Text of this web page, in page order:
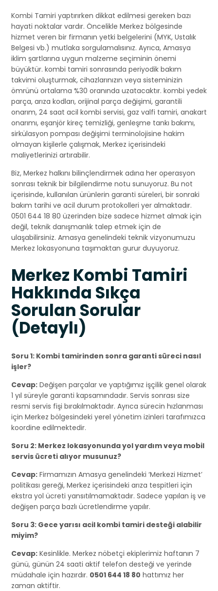
Kombi Tamiri yaptırırken dikkat edilmesi gereken bazı
hayati noktalar vardır. Öncelikle Merkez bölgesinde
hizmet veren bir firmanın yetki belgelerini (MYK, Ustalık
Belgesi vb.) mutlaka sorgulamalısınız. Ayrıca, Amasya
iklim şartlarına uygun malzeme seçiminin önemi
büyüktür. kombi tamiri sonrasında periyodik bakım
takvimi oluşturmak, cihazlarınızın veya sisteminizin
ömrünü ortalama %30 oranında uzatacaktır. kombi yedek
parça, arıza kodları, orijinal parça değişimi, garantili
onarım, 24 saat acil kombi servisi, gaz valfi tamiri, anakart
onarımı, eşanjör kireç temizliği, genleşme tankı bakımı,
sirkülasyon pompası değişimi terminolojisine hakim
olmayan kişilerle çalışmak, Merkez içerisindeki
maliyetlerinizi artırabilir.
Biz, Merkez halkını bilinçlendirmek adına her operasyon
sonrası teknik bir bilgilendirme notu sunuyoruz. Bu not
içerisinde, kullanılan ürünlerin garanti süreleri, bir sonraki
bakım tarihi ve acil durum protokolleri yer almaktadır.
0501 644 18 80 üzerinden bize sadece hizmet almak için
değil, teknik danışmanlık talep etmek için de
ulaşabilirsiniz. Amasya genelindeki teknik vizyonumuzu
Merkez lokasyonuna taşımaktan gurur duyuyoruz.
Merkez Kombi Tamiri
Hakkında Sıkça
Sorulan Sorular
(Detaylı)
Soru 1: Kombi tamirinden sonra garanti süreci nasıl
işler?
Cevap: Değişen parçalar ve yaptığımız işçilik genel olarak
1 yıl süreyle garanti kapsamındadır. Servis sonrası size
resmi servis fişi bırakılmaktadır. Ayrıca sürecin hızlanması
için Merkez bölgesindeki yerel yönetim izinleri tarafımızca
koordine edilmektedir.
Soru 2: Merkez lokasyonunda yol yardım veya mobil
servis ücreti alıyor musunuz?
Cevap: Firmamızın Amasya genelindeki ‘Merkezi Hizmet’
politikası gereği, Merkez içerisindeki arıza tespitleri için
ekstra yol ücreti yansıtılmamaktadır. Sadece yapılan iş ve
değişen parça bazlı ücretlendirme yapılır.
Soru 3: Gece yarısı acil kombi tamiri desteği alabilir
miyim?
Cevap: Kesinlikle. Merkez nöbetçi ekiplerimiz haftanın 7
günü, günün 24 saati aktif telefon desteği ve yerinde
müdahale için hazırdır. 0501 644 18 80 hattımız her
zaman aktiftir.